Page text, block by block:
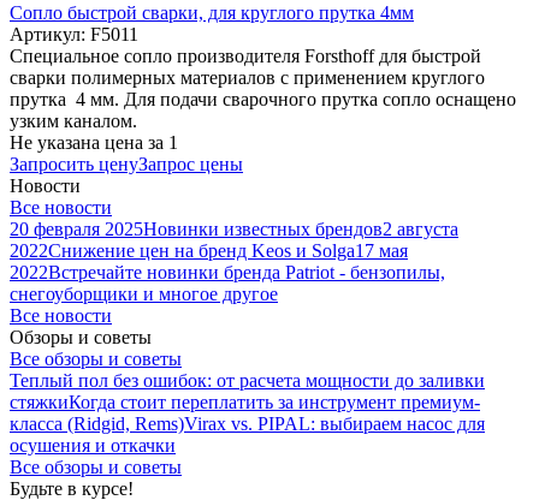
Cопло быстрой сварки, для круглого прутка 4мм
Артикул: F5011
Специальное сопло производителя Forsthoff для быстрой
сварки полимерных материалов с применением круглого
прутка 4 мм. Для подачи сварочного прутка сопло оснащено
узким каналом.
Не указана цена за 1
Запросить ценуЗапрос цены
Новости
Все новости
20 февраля 2025Новинки известных брендов2 августа
2022Снижение цен на бренд Keos и Solga17 мая
2022Встречайте новинки бренда Patriot - бензопилы,
снегоуборщики и многое другое
Все новости
Обзоры и советы
Все обзоры и советы
Теплый пол без ошибок: от расчета мощности до заливки
стяжкиКогда стоит переплатить за инструмент премиум-
класса (Ridgid, Rems)Virax vs. PIPAL: выбираем насос для
осушения и откачки
Все обзоры и советы
Будьте в курсе!